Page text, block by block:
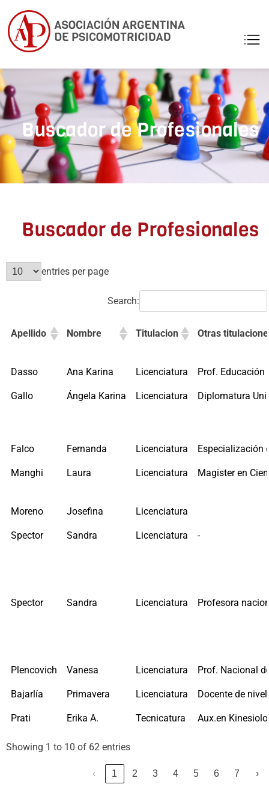
Asociación
Argentina
Profesionales
matriculados de
Buscador de Profesionales
Buscador de Profesionales
entries per page
Search:
Apellido Nombre Titulacion Otras
Dasso Ana Karina Licenciatura Prof. Educación
Gallo Ángela Karina Licenciatura Diplomatura
Falco Fernanda Licenciatura Especialización
Manghi Laura Licenciatura Magister en
Moreno Josefina Licenciatura
Spector Sandra Licenciatura -
Spector Sandra Licenciatura Profesora
Plencovich Vanesa Licenciatura Prof. Nacional
Bajarlía Primavera Licenciatura Docente de
Prati Erika A. Tecnicatura Aux.en
Showing 1 to 10 of 62 entries
‹ 1 2 3 4 5 6 7 ›